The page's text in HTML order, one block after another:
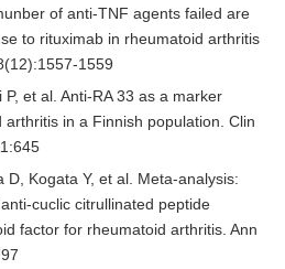
of anti-TNF agents failed are
to rituximab in rheumatoid arthritis
1559
et al. Anti-RA 33 as a marker
in a Finnish population. Clin
D, Kogata Y, et al. Meta-analysis:
cuclic citrullinated peptide
factor for rheumatoid arthritis. Ann